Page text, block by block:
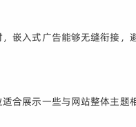
入式广告能够无缝衔接
展示一些与网站整体主